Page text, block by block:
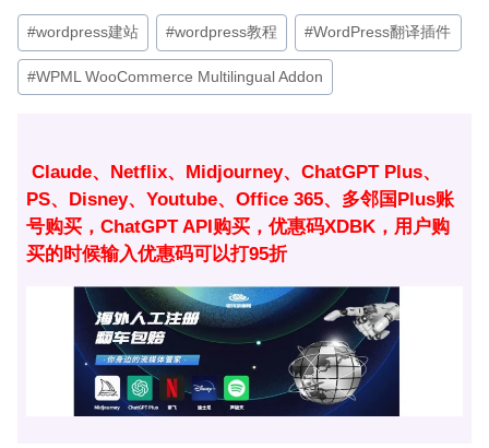
文
章
标
#wordpress建站 #wordpress教程 #WordPress翻译插件
#WPML WooCommerce Multilingual Addon
Claude、Netflix、Midjourney、ChatGPT Plus、
PS、Disney、Youtube、Office 365、多邻国Plus账
号购买，ChatGPT API购买，优惠码XDBK，用户购
买的时候输入优惠码可以打95折